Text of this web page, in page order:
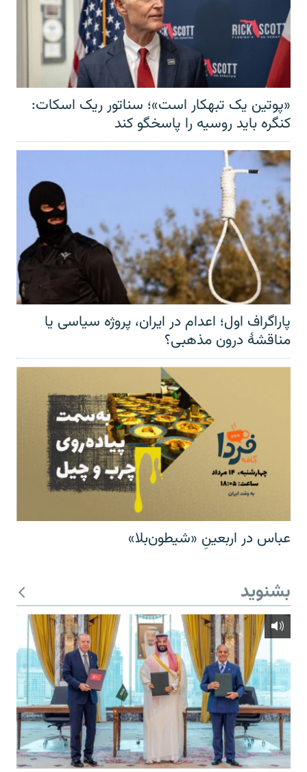
«پوتین یک تبهکار است»؛ سناتور ریک اسکات:
کنگره باید روسیه را پاسخگو کند
پاراگراف اول؛ اعدام در ایران، پروژه سیاسی یا
مناقشهٔ درون مذهبی؟
عباس در اربعینِ «شیطون‌بلا»
بشنوید